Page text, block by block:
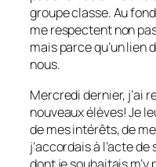
groupe classe. Au
me respectent non
mais parce qu’un lien
nous.
Mercredi dernier, j’ai
nouveaux élèves! Je
de mes intérêts, de
j’accordais à l’acte
dont je souhaitais